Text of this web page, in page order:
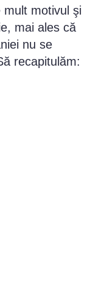
motivul şi
mai ales că
nu se
recapitulăm: